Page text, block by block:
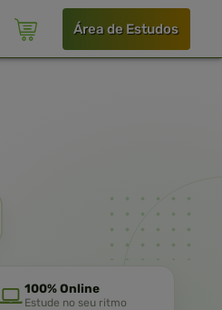
Área de Estudos
100% Online
Estude no seu ritmo